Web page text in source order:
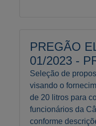
PREGÃO
01/2023 -
Seleção de
visando o
de 20 litros para
funcionários da
conforme